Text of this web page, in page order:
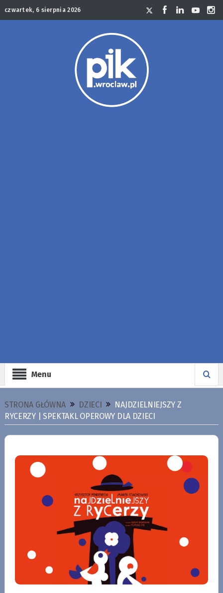
czwartek, 6 sierpnia 2026
Menu
STRONA GŁÓWNA DZIECI
NAJDZIELNIEJSZY Z
RYCERZY | SPEKTAKL OPEROWY DLA DZIECI